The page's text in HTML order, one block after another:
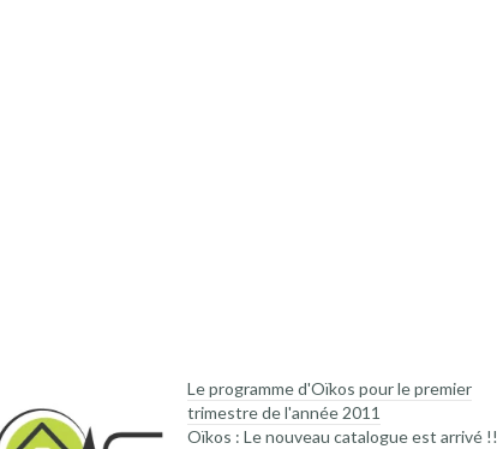
Le programme d'Oïkos pour le premier
trimestre de l'année 2011
Oïkos : Le nouveau catalogue est arrivé !!